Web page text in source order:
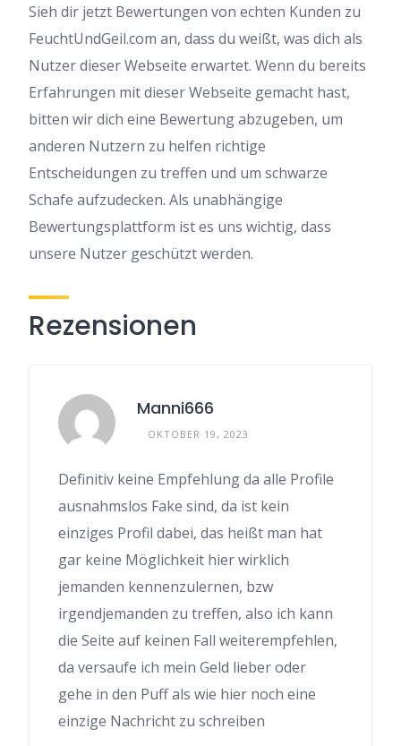
Sieh dir jetzt Bewertungen von echten Kunden zu
FeuchtUndGeil.com an, dass du weißt, was dich als
Nutzer dieser Webseite erwartet. Wenn du bereits
Erfahrungen mit dieser Webseite gemacht hast,
bitten wir dich eine Bewertung abzugeben, um
anderen Nutzern zu helfen richtige
Entscheidungen zu treffen und um schwarze
Schafe aufzudecken. Als unabhängige
Bewertungsplattform ist es uns wichtig, dass
unsere Nutzer geschützt werden.
Rezensionen
Manni666
OKTOBER 19, 2023
Definitiv keine Empfehlung da alle Profile
ausnahmslos Fake sind, da ist kein
einziges Profil dabei, das heißt man hat
gar keine Möglichkeit hier wirklich
jemanden kennenzulernen, bzw
irgendjemanden zu treffen, also ich kann
die Seite auf keinen Fall weiterempfehlen,
da versaufe ich mein Geld lieber oder
gehe in den Puff als wie hier noch eine
einzige Nachricht zu schreiben